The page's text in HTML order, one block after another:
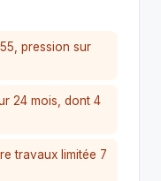
pression sur
24 mois, dont 4
travaux limitée 7